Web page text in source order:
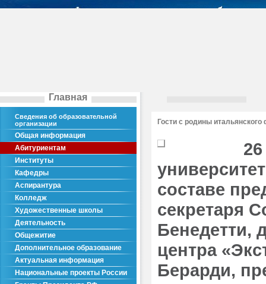
Главная
Сведения об образовательной
организации
Общая информация
Абитуриентам
Институты
Кафедры
Аспирантура
Колледж
Художественные школы
Деятельность
Общежитие
Дополнительное образование
Актуальная информация
Национальные проекты России
Гости с родины итальянского
составе
секретаря
Бенедетти,
центра
Берарди,